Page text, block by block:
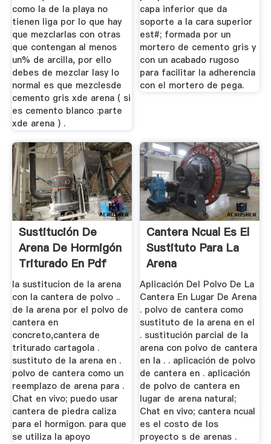
como la de la playa no
tienen liga por lo que hay
que mezclarlas con otras
que contengan al menos
un% de arcilla, por ello
debes de mezclar lasy lo
normal es que mezclesde
cemento gris xde arena ( si
es cemento blanco :parte
xde arena ) .
capa inferior que da
soporte a la cara superior
est#; formada por un
mortero de cemento gris y
con un acabado rugoso
para facilitar la adherencia
con el mortero de pega.
Sustitución De
Arena De Hormigón
Triturado En Pdf
la sustitucion de la arena
con la cantera de polvo ..
de la arena por el polvo de
cantera en
concreto,cantera de
triturado cartagola .
sustituto de la arena en .
polvo de cantera como un
reemplazo de arena para .
Chat en vivo; puedo usar
cantera de piedra caliza
para el hormigon. para que
se utiliza la apoyo
Cantera Ncual Es El
Sustituto Para La
Arena
Aplicación Del Polvo De La
Cantera En Lugar De Arena
. polvo de cantera como
sustituto de la arena en el
. sustitución parcial de la
arena con polvo de cantera
en la . . aplicación de polvo
de cantera en . aplicación
de polvo de cantera en
lugar de arena natural;
Chat en vivo; cantera ncual
es el costo de los
proyecto s de arenas .